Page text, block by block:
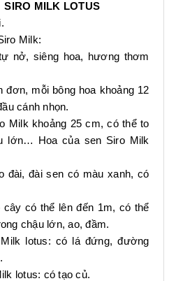
SIRO MILK LOTUS
Milk:
nở, siêng hoa, hương thơm
đơn, mỗi bông hoa khoảng 12
cánh nhọn.
Milk khoảng 25 cm, có thể to
lớn… Hoa của sen Siro Milk
đài, đài sen có màu xanh, có
có thể lên đến 1m, có thể
chậu lớn, ao, đầm.
lotus: có lá đứng, đường
lotus: có tạo củ.